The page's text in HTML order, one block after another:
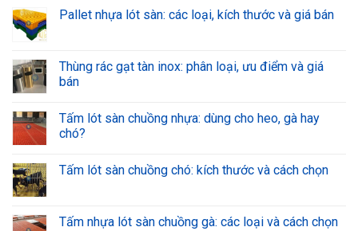
Pallet nhựa lót sàn: các loại, kích thước và giá bán
Thùng rác gạt tàn inox: phân loại, ưu điểm và giá
bán
Tấm lót sàn chuồng nhựa: dùng cho heo, gà hay
chó?
Tấm lót sàn chuồng chó: kích thước và cách chọn
Tấm nhựa lót sàn chuồng gà: các loại và cách chọn